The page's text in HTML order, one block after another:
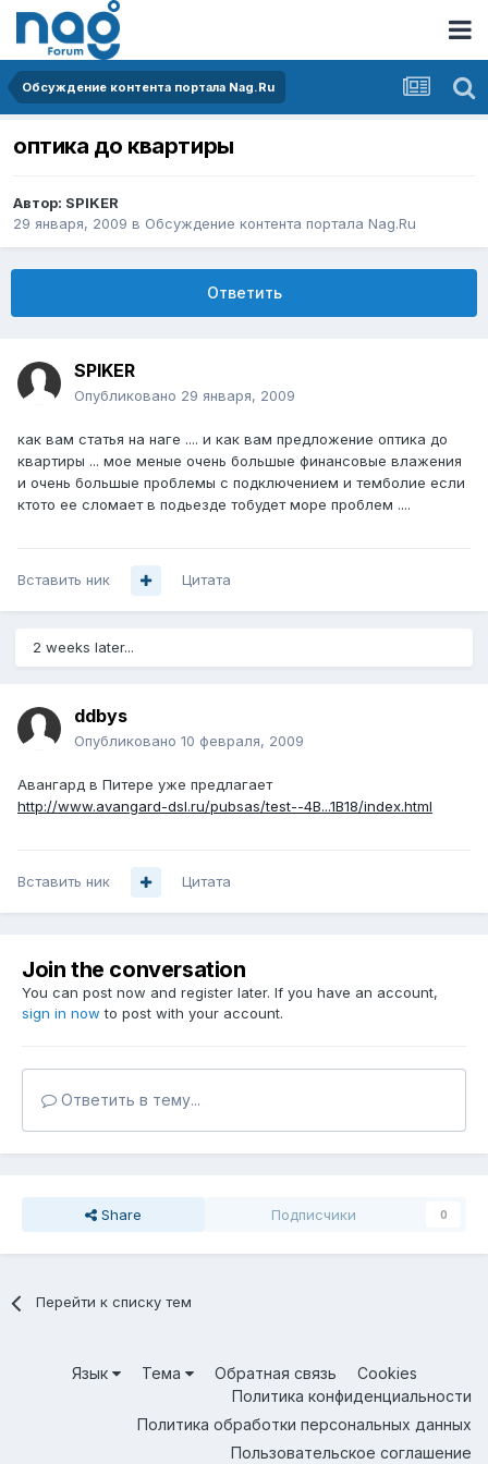
Обсуждение контента портала Nag.Ru
оптика до квартиры
Автор: SPIKER
29 января, 2009 в Обсуждение контента портала Nag.Ru
Ответить
SPIKER
Опубликовано 29 января, 2009
как вам статья на наге .... и как вам предложение оптика до
квартиры ... мое меные очень большые финансовые влажения
и очень большые проблемы с подключением и темболие если
ктото ее сломает в подьезде тобудет море проблем ....
Вставить ник Цитата
2 weeks later...
ddbys
Опубликовано 10 февраля, 2009
Авангард в Питере уже предлагает
http://www.avangard-dsl.ru/pubsas/test--4B...1B18/index.html
Вставить ник Цитата
Join the conversation
You can post now and register later. If you have an account,
sign in now to post with your account.
Ответить в тему...
Share Подписчики 0
Перейти к списку тем
Язык Тема Обратная связь
Cookies
Политика конфиденциальности
Политика обработки персональных данных
Пользовательское соглашение